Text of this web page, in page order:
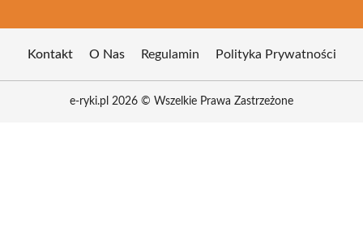
Kontakt O Nas Regulamin Polityka Prywatności
e-ryki.pl 2026 © Wszelkie Prawa Zastrzeżone